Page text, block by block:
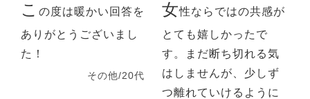
こ の度は暖かい回答を
ありがとうございまし
た！
その他/20代
女性ならではの共感が
とても嬉しかったで
す。まだ断ち切れる気
はしませんが、少しず
つ離れていけるように